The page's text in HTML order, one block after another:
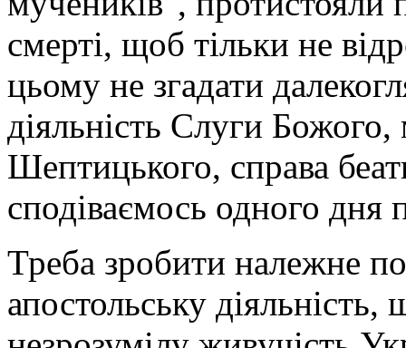
смерті, щоб тільки не
цьому не згадати
діяльність Слуги
Шептицького, справа
сподіваємось одного дня
Треба зробити належне
апостольську